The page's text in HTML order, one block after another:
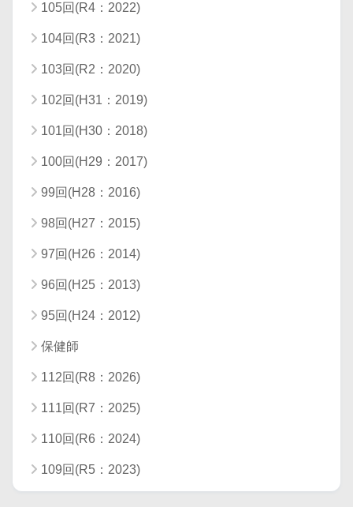
105回(R4：2022)
104回(R3：2021)
103回(R2：2020)
102回(H31：2019)
101回(H30：2018)
100回(H29：2017)
99回(H28：2016)
98回(H27：2015)
97回(H26：2014)
96回(H25：2013)
95回(H24：2012)
保健師
112回(R8：2026)
111回(R7：2025)
110回(R6：2024)
109回(R5：2023)